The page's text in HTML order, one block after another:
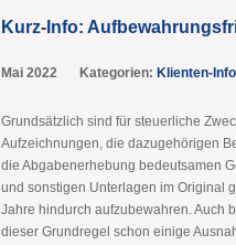
Kurz-Info:
Mai 2022 Kategorien: Klienten-Info
Grundsätzlich sind für steuerliche
Aufzeichnungen, die dazugehörigen
die Abgabenerhebung bedeutsamen
und sonstigen Unterlagen im Original
Jahre hindurch aufzubewahren. Auch
dieser Grundregel schon einige